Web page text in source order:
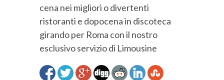
cena nei migliori o divertenti
ristoranti e dopocena in discoteca
girando per Roma con il nostro
esclusivo servizio di Limousine